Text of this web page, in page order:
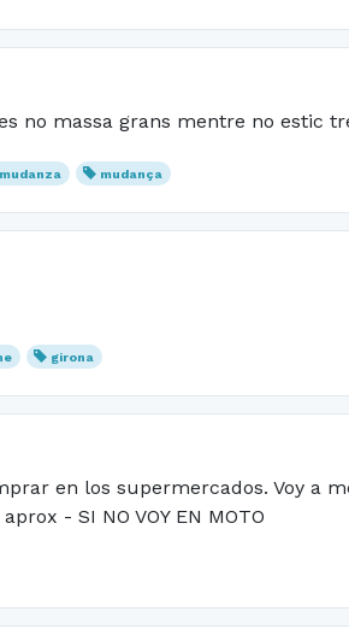
no massa grans mentre no estic
mudanza mudança
girona
en los supermercados. Voy a
- SI NO VOY EN MOTO